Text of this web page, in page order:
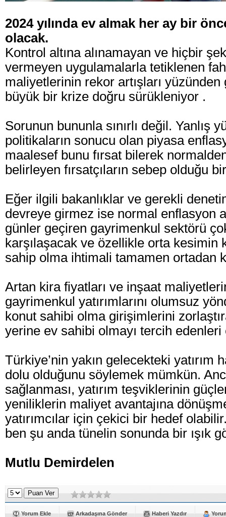
2024 yılında ev almak her ay bir
olacak.
Kontrol altına alınamayan ve hiçbir
vermeyen uygulamalarla tetiklenen
maliyetlerinin rekor artışları
büyük bir krize doğru sürükleniyor .
Sorunun bununla sınırlı değil. Yanlış
politikaların sonucu olan piyasa
maalesef bunu fırsat bilerek
belirleyen fırsatçıların sebep olduğu
Eğer ilgili bakanlıklar ve gerekli
devreye girmez ise normal enflasyon
günler geçiren gayrimenkul sektörü
karşılaşacak ve özellikle orta kesimin
sahip olma ihtimali tamamen ortadan
Artan kira fiyatları ve inşaat
gayrimenkul yatırımlarını olumsuz
konut sahibi olma girişimlerini
yerine ev sahibi olmayı tercih
Türkiye’nin yakın gelecekteki yatırım
dolu olduğunu söylemek mümkün.
sağlanması, yatırım teşviklerinin
yeniliklerin maliyet avantajına
yatırımcılar için çekici bir hedef
ben şu anda tünelin sonunda bir ışık
Mutlu Demirdelen
Yorum Ekle Arkadaşına Gönder Haberi Yazdır